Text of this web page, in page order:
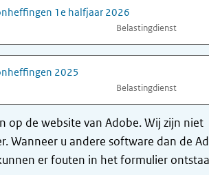
1e halfjaar 2026
Belastingdienst
2025
Belastingdienst
op de website van Adobe. Wij zijn niet
Wanneer u andere software dan de
er fouten in het formulier